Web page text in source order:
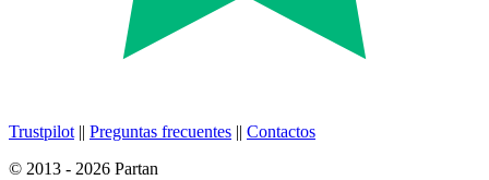
Trustpilot || Preguntas frecuentes || Contactos
© 2013 - 2026 Partan